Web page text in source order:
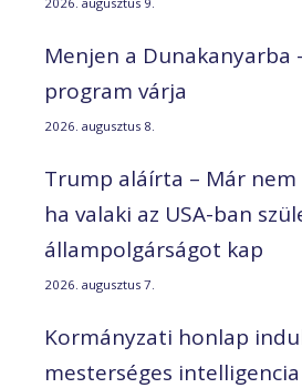
Menjen a Dunakanyarba
program várja
2026. augusztus 8.
Trump aláírta – Már
ha valaki az USA-ban
állampolgárságot kap
2026. augusztus 7.
Kormányzati honlap
mesterséges